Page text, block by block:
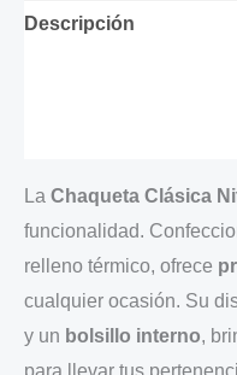
Descripción
La Chaqueta Clásica
funcionalidad.
relleno térmico, ofrece
cualquier ocasión. Su
y un bolsillo interno,
para llevar tus